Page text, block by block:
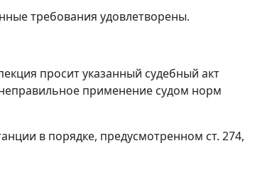
требования удовлетворены.
просит указанный судебный акт
применение судом норм
в порядке, предусмотренном ст. 274,